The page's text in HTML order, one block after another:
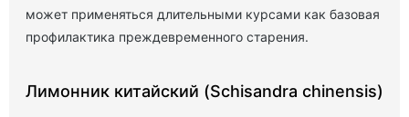
может применяться длительными курсами как базовая
профилактика преждевременного старения.
Лимонник китайский (Schisandra chinensis)